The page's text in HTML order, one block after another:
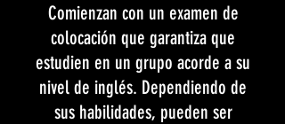
Comienzan con un examen de
colocación que garantiza que
estudien en un grupo acorde a su
nivel de inglés. Dependiendo de
sus habilidades, pueden ser